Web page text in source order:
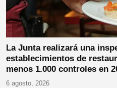
La Junta realizará una
establecimientos de
menos 1.000 controles en
6 agosto, 2026